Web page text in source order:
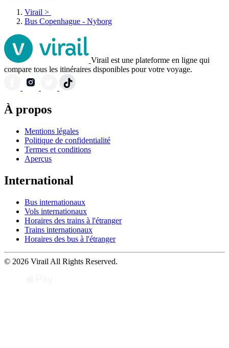
Virail >
Bus Copenhague - Nyborg
Virail est une plateforme en ligne qui
compare tous les itinéraires disponibles pour votre voyage.
À propos
Mentions légales
Politique de confidentialité
Termes et conditions
Aperçus
International
Bus internationaux
Vols internationaux
Horaires des trains à l'étranger
Trains internationaux
Horaires des bus à l'étranger
© 2026 Virail All Rights Reserved.